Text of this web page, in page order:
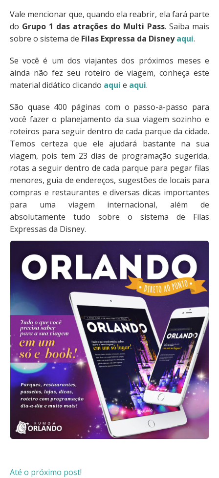
Vale mencionar que, quando ela reabrir, ela fará parte
do Grupo 1 das atrações do Multi Pass. Saiba mais
sobre o sistema de Filas Expressa da Disney aqui.
Se você é um dos viajantes dos próximos meses e
ainda não fez seu roteiro de viagem, conheça este
material didático clicando aqui e aqui.
São quase 400 páginas com o passo-a-passo para
você fazer o planejamento da sua viagem sozinho e
roteiros para seguir dentro de cada parque da cidade.
Temos certeza que ele ajudará bastante na sua
viagem, pois tem 23 dias de programação sugerida,
rotas a seguir dentro de cada parque para pegar filas
menores, guia de endereços, sugestões de locais para
compras e restaurantes e diversas dicas importantes
para uma viagem internacional, além de
absolutamente tudo sobre o sistema de Filas
Expressas da Disney.
Até o próximo post!